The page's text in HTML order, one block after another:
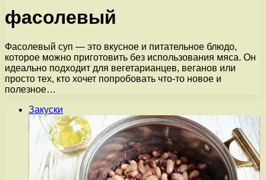
фасолевый
Фасолевый суп — это вкусное и питательное блюдо,
которое можно приготовить без использования мяса. Он
идеально подходит для вегетарианцев, веганов или
просто тех, кто хочет попробовать что-то новое и
полезное…
Закуски